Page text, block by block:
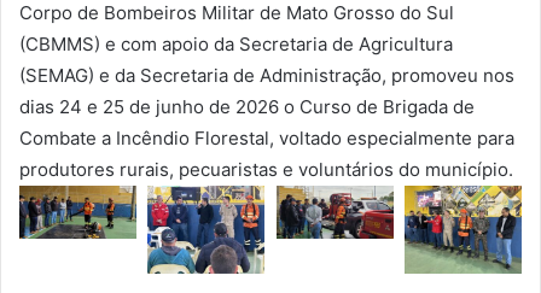
Corpo de Bombeiros Militar de Mato Grosso do Sul
(CBMMS) e com apoio da Secretaria de Agricultura
(SEMAG) e da Secretaria de Administração, promoveu nos
dias 24 e 25 de junho de 2026 o Curso de Brigada de
Combate a Incêndio Florestal, voltado especialmente para
produtores rurais, pecuaristas e voluntários do município.